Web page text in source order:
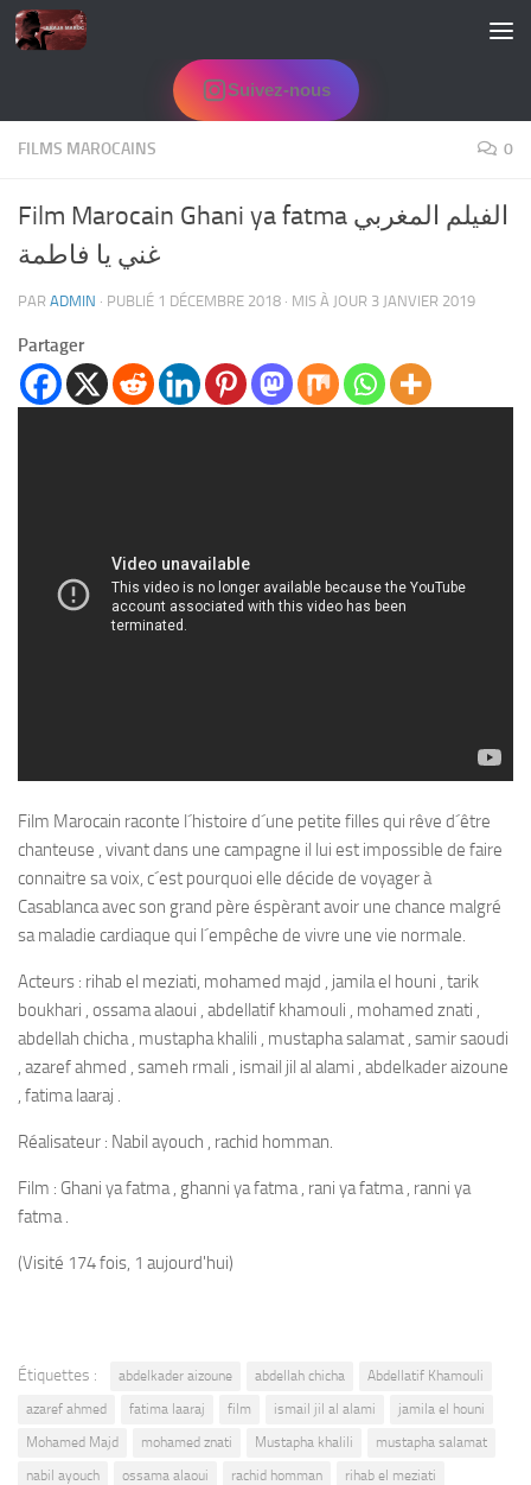
Skip to content
Suivez-nous
FILMS MAROCAINS 0
Film Marocain Ghani ya fatma الفيلم المغربي
غني يا فاطمة
PAR ADMIN · PUBLIÉ 1 DÉCEMBRE 2018 · MIS À JOUR 3 JANVIER 2019
Partager
Film Marocain raconte l´histoire d´une petite filles qui rêve d´être
chanteuse , vivant dans une campagne il lui est impossible de faire
connaitre sa voix, c´est pourquoi elle décide de voyager à
Casablanca avec son grand père éspèrant avoir une chance malgré
sa maladie cardiaque qui l´empêche de vivre une vie normale.
Acteurs : rihab el meziati, mohamed majd , jamila el houni , tarik
boukhari , ossama alaoui , abdellatif khamouli , mohamed znati ,
abdellah chicha , mustapha khalili , mustapha salamat , samir saoudi
, azaref ahmed , sameh rmali , ismail jil al alami , abdelkader aizoune
, fatima laaraj .
Réalisateur : Nabil ayouch , rachid homman.
Film : Ghani ya fatma , ghanni ya fatma , rani ya fatma , ranni ya
fatma .
(Visité 174 fois, 1 aujourd'hui)
Étiquettes : abdelkader aizoune abdellah chicha
Abdellatif Khamouli
azaref ahmed
fatima laaraj film ismail jil al alami
jamila el houni
Mohamed Majd
mohamed znati Mustapha khalili
mustapha salamat
nabil ayouch
ossama alaoui rachid homman
rihab el meziati